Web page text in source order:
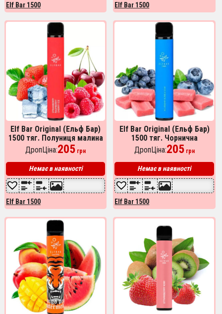
Elf Bar 1500 Elf Bar 1500
Elf Bar Original (Ельф Бар)
1500 тяг. Полуниця малина
вишня (Strawberry
Raspberry Cherry)
ДропЦіна:205 грн
Немає в наявності
Elf Bar 1500
Elf Bar Original (Ельф Бар)
1500 тяг. Чорнична
жувальна гумка (Blueberry
bubble gum)
ДропЦіна:205грн
Немає в наявності
Elf Bar 1500